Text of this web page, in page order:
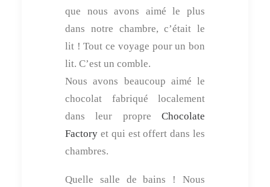
que nous avons aimé le plus
dans notre chambre, c’était le
lit ! Tout ce voyage pour un bon
lit. C’est un comble.
Nous avons beaucoup aimé le
chocolat fabriqué localement
dans leur propre Chocolate
Factory et qui est offert dans les
chambres.
Quelle salle de bains ! Nous